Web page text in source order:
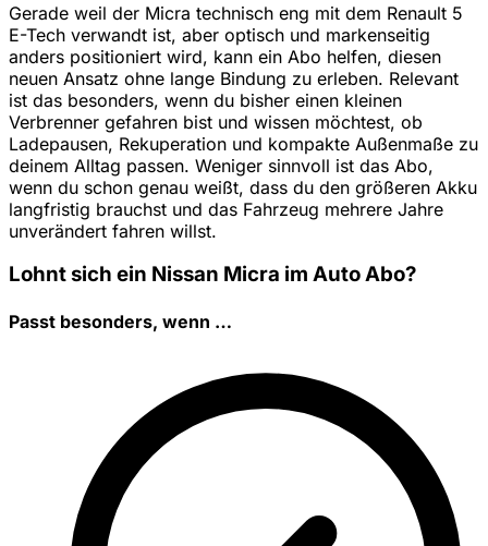
Gerade weil der Micra technisch eng mit dem Renault 5
E-Tech verwandt ist, aber optisch und markenseitig
anders positioniert wird, kann ein Abo helfen, diesen
neuen Ansatz ohne lange Bindung zu erleben. Relevant
ist das besonders, wenn du bisher einen kleinen
Verbrenner gefahren bist und wissen möchtest, ob
Ladepausen, Rekuperation und kompakte Außenmaße zu
deinem Alltag passen. Weniger sinnvoll ist das Abo,
wenn du schon genau weißt, dass du den größeren Akku
langfristig brauchst und das Fahrzeug mehrere Jahre
unverändert fahren willst.
Lohnt sich ein Nissan Micra im Auto Abo?
Passt besonders, wenn …